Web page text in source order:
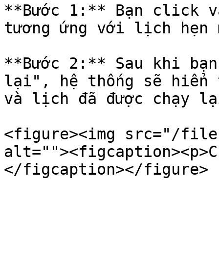
**Bước 1:** Bạn click
tương ứng với lịch hẹn
**Bước 2:** Sau khi
lại", hệ thống sẽ hiển
và lịch đã được chạy
<figure><img src="/files/